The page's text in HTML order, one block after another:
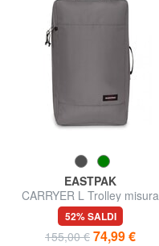
EASTPAK
CARRYER L Trolley misura
grande
52% SALDI
155,00 € 74,99 €